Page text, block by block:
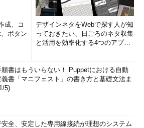
たなものへとアップデートしていく必要
脱却し、お客さまとプロダクトを『協
成、コ
ボタン
デザインネタをWebで探す人が知
っておきたい、日ごろのネタ収集
と活用を効率化する4つのアプリ
順書はもういらない！ Puppetにおける自動
書「マニフェスト」の書き方と基礎文法ま
5)
全、安定した専用線接続が理想のシステム